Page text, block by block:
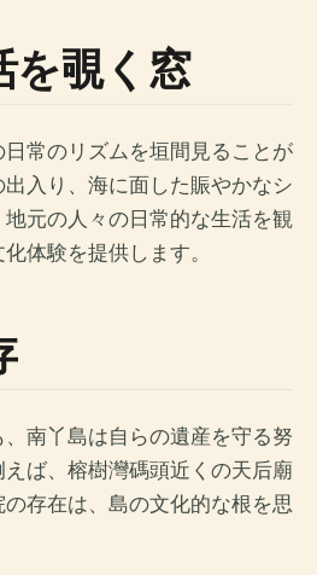
を覗く窓
常のリズムを垣間見ることが
入り、海に面した賑やかなシ
元の人々の日常的な生活を観
体験を提供します。
南丫島は自らの遺産を守る努
ば、榕樹灣碼頭近くの天后廟
存在は、島の文化的な根を思